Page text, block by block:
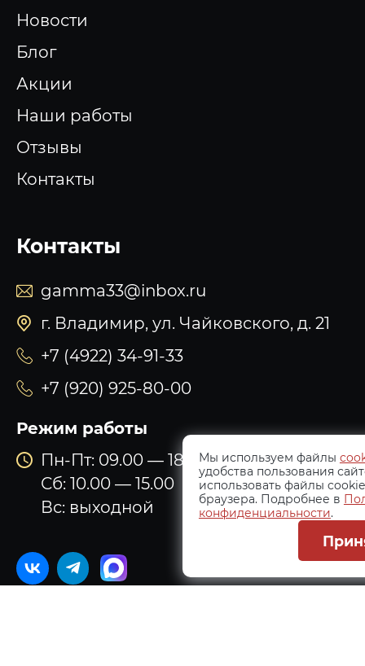
Новости
Блог
Акции
Наши работы
Отзывы
Контакты
Контакты
gamma33@inbox.ru
г. Владимир, ул. Чайковского, д. 21
+7 (4922) 34-91-33
+7 (920) 925-80-00
Режим работы
Пн-Пт: 09.00 — 18.00
Сб: 10.00 — 15.00
Вс: выходной
Мы используем файлы
удобства пользования
использовать файлы
браузера. Подробнее в
конфиденциальности.